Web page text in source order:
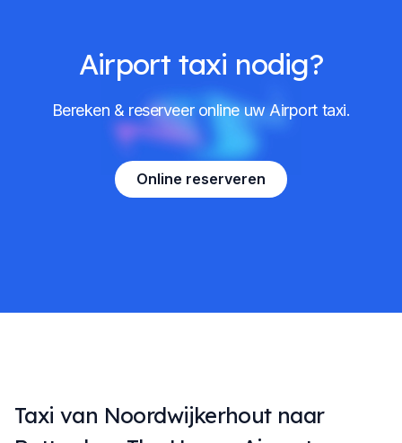
Airport taxi nodig?
Bereken & reserveer online uw Airport taxi.
Online reserveren
Taxi van Noordwijkerhout naar